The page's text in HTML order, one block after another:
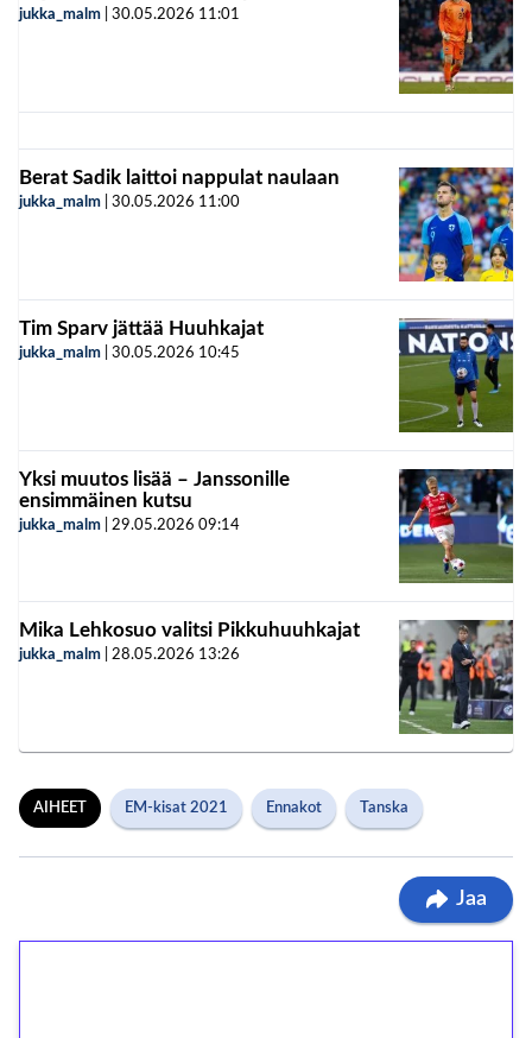
jukka_malm 30.05.2026 11:01
Berat Sadik laittoi nappulat naulaan
jukka_malm 30.05.2026 11:00
Tim Sparv jättää Huuhkajat
jukka_malm 30.05.2026 10:45
Yksi muutos lisää – Janssonille
ensimmäinen kutsu
jukka_malm 29.05.2026 09:14
Mika Lehkosuo valitsi Pikkuhuuhkajat
jukka_malm 28.05.2026 13:26
AIHEET EM-kisat 2021 Ennakot Tanska
Jaa